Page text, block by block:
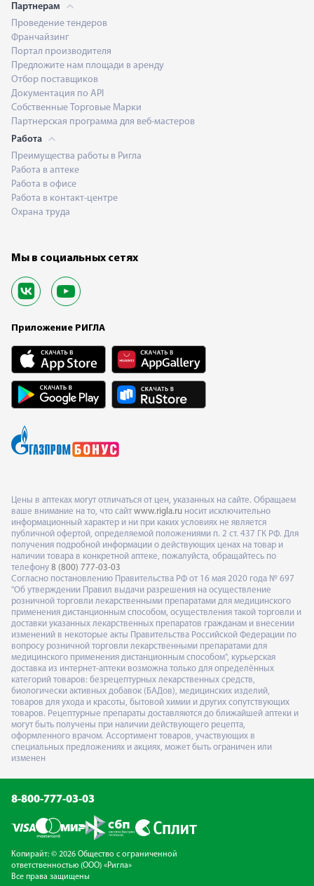
Партнерам
Проведение тендеров
Франчайзинг
Портал производителя
Предложите нам площади в аренду
Отбор поставщиков
Документация по API
Собственные Торговые Марки
Партнерская программа для веб-мастеров
Работа
Преимущества работы в Ригла
Работа в аптеке
Работа в офисе
Работа в контакт-центре
Охрана труда
Мы в социальных сетях
Приложение РИГЛА
Цены в аптеках могут отличаться от цен, указанных на сайте. Обращаем
ваше внимание на то, что сайт www.rigla.ru носит исключительно
информационный характер и ни при каких условиях не является
публичной офертой, определяемой положениями п. 2 ст. 437 ГК РФ. Для
получения подробной информации о действующих ценах на товар и
наличии товара в конкретной аптеке, пожалуйста, обращайтесь по
телефону 8 (800) 777-03-03
Согласно постановлению Правительства РФ от 16 мая 2020 года № 697
"Об утверждении Правил выдачи разрешения на осуществление
розничной торговли лекарственными препаратами для медицинского
применения дистанционным способом, осуществления такой торговли и
доставки указанных лекарственных препаратов гражданам и внесении
изменений в некоторые акты Правительства Российской Федерации по
вопросу розничной торговли лекарственными препаратами для
медицинского применения дистанционным способом", курьерская
доставка из интернет-аптеки возможна только для определённых
категорий товаров: безрецептурных лекарственных средств,
биологически активных добавок (БАДов), медицинских изделий,
товаров для ухода и красоты, бытовой химии и других сопутствующих
товаров. Рецептурные препараты доставляются до ближайшей аптеки и
могут быть получены при наличии действующего рецепта,
оформленного врачом. Ассортимент товаров, участвующих в
специальных предложениях и акциях, может быть ограничен или
изменен
8-800-777-03-03
Копирайт: © 2026 Общество с ограниченной
ответственностью (ООО) «Ригла»
Все права защищены